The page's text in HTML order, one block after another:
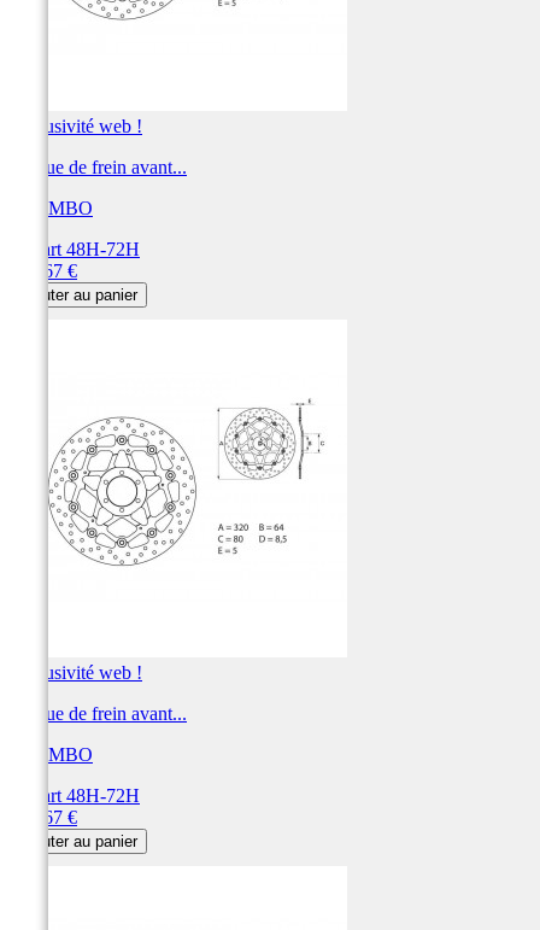
Exclusivité web !
Disque de frein avant...
BREMBO
Départ 48H-72H
361,67 €
Ajouter au panier
Exclusivité web !
Disque de frein avant...
BREMBO
Départ 48H-72H
361,67 €
Ajouter au panier